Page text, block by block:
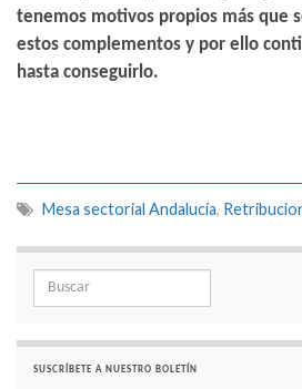
tenemos motivos propios más que
estos complementos y por ello
hasta conseguirlo.
Mesa sectorial Andalucía,
Search for:
SUSCRÍBETE A NUESTRO BOLETÍN